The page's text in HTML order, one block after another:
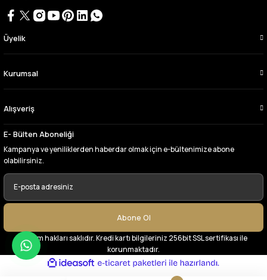
Bursa kumaş pazarından defalarca kumaş
aldım videoda anlatılıp gosterildigi gibi
uygun fiyatlarından ve kalitesinden dolayı
tercih ettiğim kumaşçi
Çok memnun kaldım,teşekkürler
A... Y... | 13/06/2026
Deneyimini Paylaş
Üyelik
Kurumsal
Alışveriş
E- Bülten Aboneliği
Kampanya ve yeniliklerden haberdar olmak için e-bültenimize abone
olabilirsiniz.
Abone Ol
© Tüm hakları saklıdır. Kredi kartı bilgileriniz 256bit SSL sertifikası ile
korunmaktadır.
ideasoft
e-